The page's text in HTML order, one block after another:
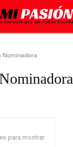
Nominadora
para mostrar